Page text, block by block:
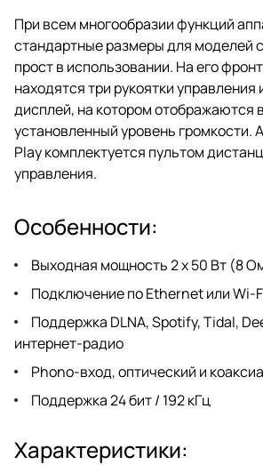
При всем многообразии функций
стандартные размеры для моделей
прост в использовании. На его
находятся три рукоятки управления
дисплей, на котором отображаются
установленный уровень громкости.
Play комплектуется пультом
управления.
Особенности:
Выходная мощность 2 х 50 Вт (8
Подключение по Ethernet или Wi-
Поддержка DLNA, Spotify, Tidal,
интернет-радио
Phono-вход, оптический и
Поддержка 24 бит / 192 кГц
Характеристики: